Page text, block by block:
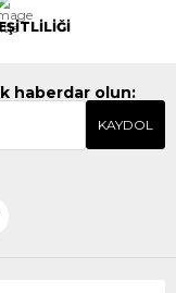
haberdar olun:
KAYDOL